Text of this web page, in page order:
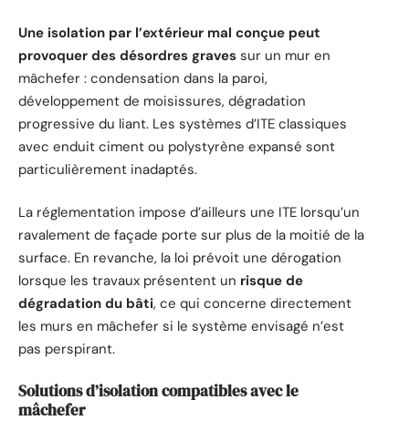
Une isolation par l’extérieur mal conçue peut
provoquer des désordres graves sur un mur en
mâchefer : condensation dans la paroi,
développement de moisissures, dégradation
progressive du liant. Les systèmes d’ITE classiques
avec enduit ciment ou polystyrène expansé sont
particulièrement inadaptés.
La réglementation impose d’ailleurs une ITE lorsqu’un
ravalement de façade porte sur plus de la moitié de la
surface. En revanche, la loi prévoit une dérogation
lorsque les travaux présentent un risque de
dégradation du bâti, ce qui concerne directement
les murs en mâchefer si le système envisagé n’est
pas perspirant.
Solutions d’isolation compatibles avec le
mâchefer